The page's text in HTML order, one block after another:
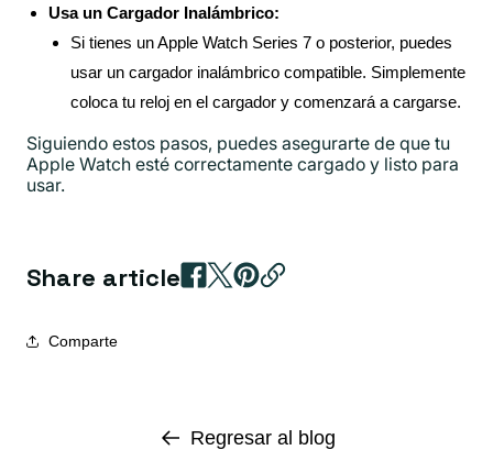
Usa un Cargador Inalámbrico:
Si tienes un Apple Watch Series 7 o posterior, puedes
usar un cargador inalámbrico compatible. Simplemente
coloca tu reloj en el cargador y comenzará a cargarse.
Siguiendo estos pasos, puedes asegurarte de que tu
Apple Watch esté correctamente cargado y listo para
usar.
Share article
Comparte
Regresar al blog